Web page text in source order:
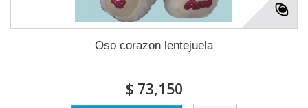
Oso corazon lentejuela
$ 73,150